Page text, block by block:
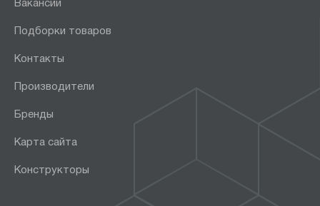
Вакансии
Подборки товаров
Контакты
Производители
Бренды
Карта сайта
Конструкторы